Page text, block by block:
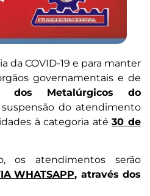
da COVID-19 e para manter
governamentais e de
dos Metalúrgicos do
do atendimento
à categoria até30 de
os atendimentos serão
WHATSAPP, através dos